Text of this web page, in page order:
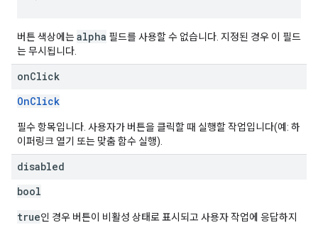
버튼 색상에는alpha 필드를 사용할 수 없습니다. 지정된 경우 이 필드
는 무시됩니다.
onClick
OnClick
필수 항목입니다. 사용자가 버튼을 클릭할 때 실행할 작업입니다(예: 하
이퍼링크 열기 또는 맞춤 함수 실행).
disabled
bool
true인 경우 버튼이 비활성 상태로 표시되고 사용자 작업에 응답하지